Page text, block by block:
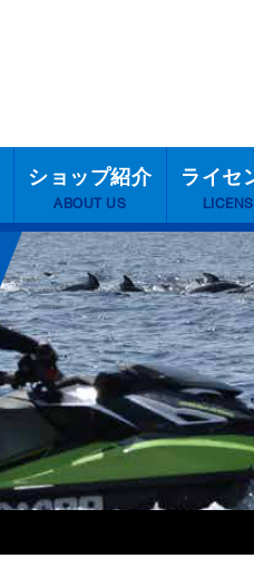
ショップ紹介
ABOUT US
ライセ